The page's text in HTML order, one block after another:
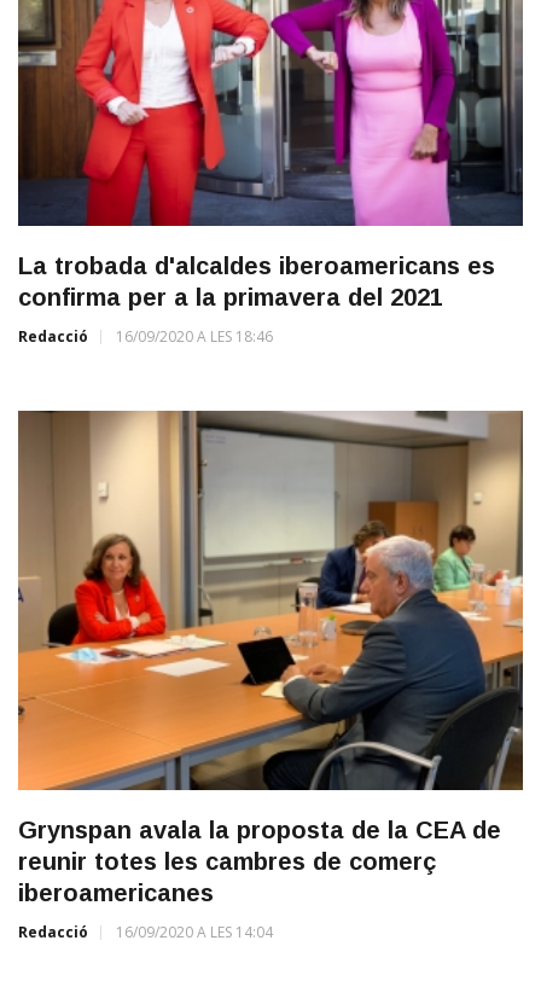
La trobada d'alcaldes iberoamericans es
confirma per a la primavera del 2021
Redacció 16/09/2020 A LES 18:46
Grynspan avala la proposta de la CEA de
reunir totes les cambres de comerç
iberoamericanes
Redacció 16/09/2020 A LES 14:04